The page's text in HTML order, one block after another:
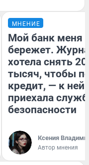
МНЕНИЕ
Мой банк меня
бережет.
хотела снять
тысяч, чтобы
кредит, — к
приехала
безопасности
Ксения
Автор мнения